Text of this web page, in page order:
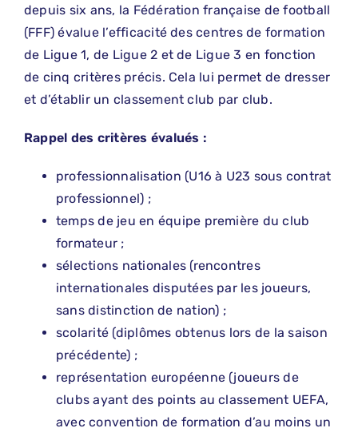
depuis six ans, la Fédération française de football
(FFF) évalue l’efficacité des centres de formation
de Ligue 1, de Ligue 2 et de Ligue 3 en fonction
de cinq critères précis. Cela lui permet de dresser
et d’établir un classement club par club.
Rappel des critères évalués :
professionnalisation (U16 à U23 sous contrat
professionnel) ;
temps de jeu en équipe première du club
formateur ;
sélections nationales (rencontres
internationales disputées par les joueurs,
sans distinction de nation) ;
scolarité (diplômes obtenus lors de la saison
précédente) ;
représentation européenne (joueurs de
clubs ayant des points au classement UEFA,
avec convention de formation d’au moins un